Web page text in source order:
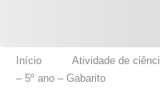
Início
Atividade de
– 5º ano – Gabarito